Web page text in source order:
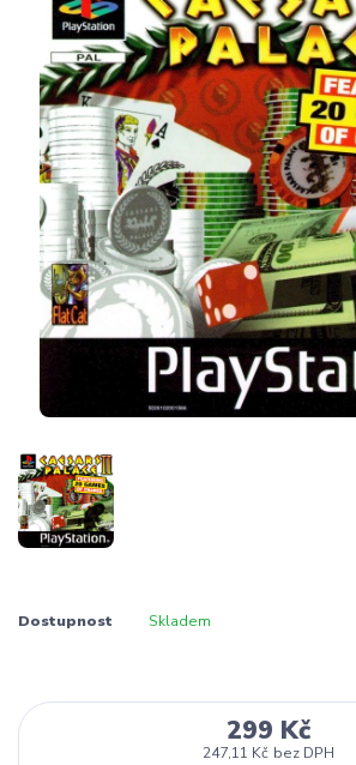
Dostupnost Skladem
299 Kč
247,11 Kč bez DPH